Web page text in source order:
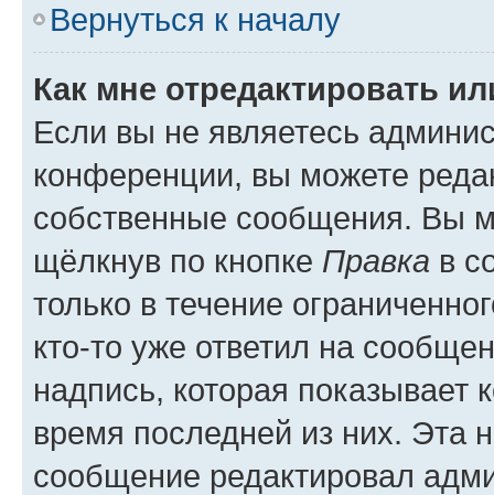
Вернуться к началу
Как мне отредактировать
Если вы не являетесь
конференции, вы можете
собственные сообщения. Вы
щёлкнув по кнопке Правка в
только в течение
кто-то уже ответил на
надпись, которая показывает
время последней из них. Эта
сообщение редактировал